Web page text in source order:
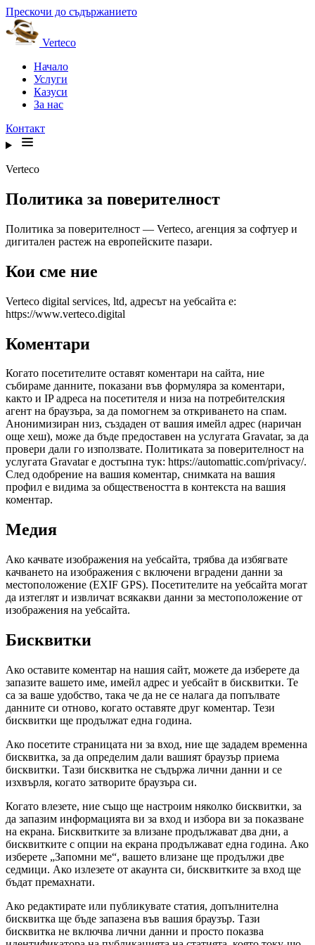
Прескочи до съдържанието
Verteco
Начало
Услуги
Казуси
За нас
Контакт
Verteco
Политика за поверителност
Политика за поверителност — Verteco, агенция за софтуер и
дигитален растеж на европейските пазари.
Кои сме ние
Verteco digital services, ltd, адресът на уебсайта е:
https://www.verteco.digital
Коментари
Когато посетителите оставят коментари на сайта, ние
събираме данните, показани във формуляра за коментари,
както и IP адреса на посетителя и низа на потребителския
агент на браузъра, за да помогнем за откриването на спам.
Анонимизиран низ, създаден от вашия имейл адрес (наричан
още хеш), може да бъде предоставен на услугата Gravatar, за да
провери дали го използвате. Политиката за поверителност на
услугата Gravatar е достъпна тук: https://automattic.com/privacy/.
След одобрение на вашия коментар, снимката на вашия
профил е видима за обществеността в контекста на вашия
коментар.
Медия
Ако качвате изображения на уебсайта, трябва да избягвате
качването на изображения с включени вградени данни за
местоположение (EXIF GPS). Посетителите на уебсайта могат
да изтеглят и извличат всякакви данни за местоположение от
изображения на уебсайта.
Бисквитки
Ако оставите коментар на нашия сайт, можете да изберете да
запазите вашето име, имейл адрес и уебсайт в бисквитки. Те
са за ваше удобство, така че да не се налага да попълвате
данните си отново, когато оставяте друг коментар. Тези
бисквитки ще продължат една година.
Ако посетите страницата ни за вход, ние ще зададем временна
бисквитка, за да определим дали вашият браузър приема
бисквитки. Тази бисквитка не съдържа лични данни и се
изхвърля, когато затворите браузъра си.
Когато влезете, ние също ще настроим няколко бисквитки, за
да запазим информацията ви за вход и избора ви за показване
на екрана. Бисквитките за влизане продължават два дни, а
бисквитките с опции на екрана продължават една година. Ако
изберете „Запомни ме“, вашето влизане ще продължи две
седмици. Ако излезете от акаунта си, бисквитките за вход ще
бъдат премахнати.
Ако редактирате или публикувате статия, допълнителна
бисквитка ще бъде запазена във вашия браузър. Тази
бисквитка не включва лични данни и просто показва